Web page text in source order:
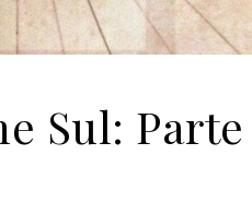
Sul: Parte